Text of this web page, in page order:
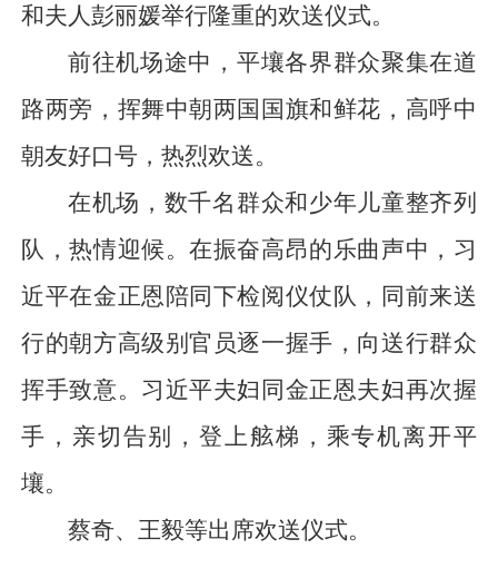
和夫人彭丽媛举行隆重的欢送仪式。
前往机场途中，平壤各界群众聚集在道
路两旁，挥舞中朝两国国旗和鲜花，高呼中
朝友好口号，热烈欢送。
在机场，数千名群众和少年儿童整齐列
队，热情迎候。在振奋高昂的乐曲声中，习
近平在金正恩陪同下检阅仪仗队，同前来送
行的朝方高级别官员逐一握手，向送行群众
挥手致意。习近平夫妇同金正恩夫妇再次握
手，亲切告别，登上舷梯，乘专机离开平
壤。
蔡奇、王毅等出席欢送仪式。